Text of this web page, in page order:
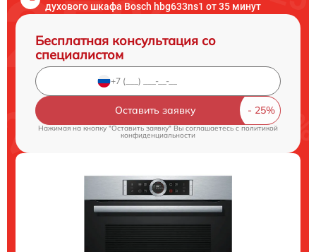
духового шкафа Bosch hbg633ns1 от 35 минут
Бесплатная консультация со
специалистом
Оставить заявку
Нажимая на кнопку "Оставить заявку" Вы соглашаетесь cполитикой
конфиденциальности